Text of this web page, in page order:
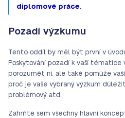
diplomové práce.
Pozadí výzkumu
Tento oddíl by měl být první v
Poskytování pozadí k vaší
porozumět ní, ale také pomůže
proč je vaše vybraný výzkum
problémový atd.
Zahrňte sem všechny hlavní